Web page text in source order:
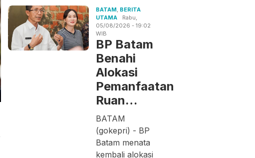
BATAM BERITA
UTAMA
Rabu,
05/08/2026 - 19:02
WIB
BP Batam
Benahi
Alokasi
Pemanfaatan
Ruan…
BATAM
(gokepri) - BP
Batam menata
kembali alokasi